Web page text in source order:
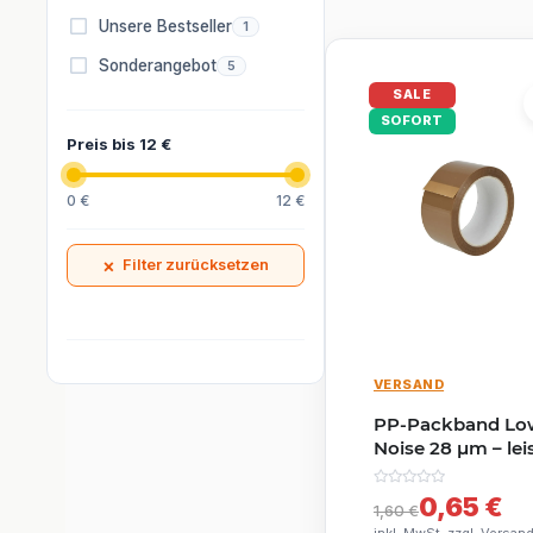
SALE
SOFORT
VERSAND
PP-Packband
Noise 28 µm –
abrollend, 50 mm
66 m, Acrylkleber,
braun (Havana)
1,60 €0,65 €
Unsere Bestseller 1 Artikel gefunden
Sonderangebot 5 Artikel gefunden
Preis bis 12 €
0 € 12 €
× Filter zurücksetzen